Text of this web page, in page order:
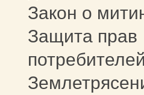
Закон о
Защита прав